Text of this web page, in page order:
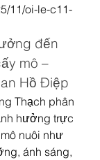
11/oi-le-c11-
đến
mô –
Hồ Điệp
Thạch phân
hưởng trực
nuôi như
ánh sáng,